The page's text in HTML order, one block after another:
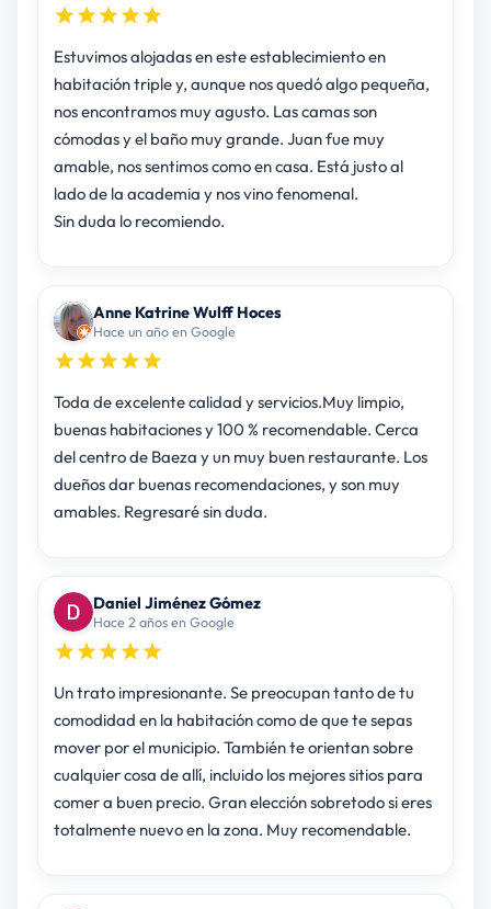
Estuvimos alojadas en este establecimiento en
habitación triple y, aunque nos quedó algo pequeña,
nos encontramos muy agusto. Las camas son
cómodas y el baño muy grande. Juan fue muy
amable, nos sentimos como en casa. Está justo al
lado de la academia y nos vino fenomenal.
Sin duda lo recomiendo.
Anne Katrine Wulff Hoces
Hace un año en Google
Toda de excelente calidad y servicios.Muy limpio,
buenas habitaciones y 100 % recomendable. Cerca
del centro de Baeza y un muy buen restaurante. Los
dueños dar buenas recomendaciones, y son muy
amables. Regresaré sin duda.
Daniel Jiménez Gómez
Hace 2 años en Google
Un trato impresionante. Se preocupan tanto de tu
comodidad en la habitación como de que te sepas
mover por el municipio. También te orientan sobre
cualquier cosa de allí, incluido los mejores sitios para
comer a buen precio. Gran elección sobretodo si eres
totalmente nuevo en la zona. Muy recomendable.